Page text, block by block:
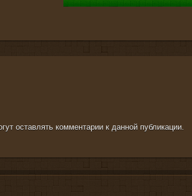
оставлять комментарии к данной публикации.